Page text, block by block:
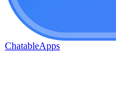
ChatableApps